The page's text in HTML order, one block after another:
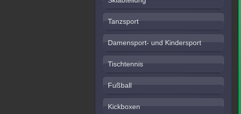
Tanzsport
Damensport- und Kindersport
Tischtennis
Fußball
Kickboxen